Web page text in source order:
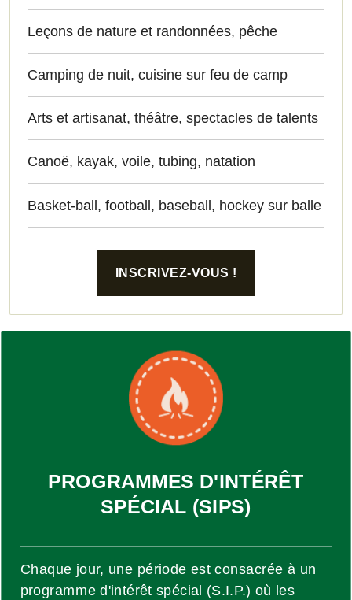
Leçons de nature et randonnées, pêche
Camping de nuit, cuisine sur feu de camp
Arts et artisanat, théâtre, spectacles de talents
Canoë, kayak, voile, tubing, natation
Basket-ball, football, baseball, hockey sur balle
INSCRIVEZ-VOUS !
PROGRAMMES D'INTÉRÊT
SPÉCIAL (SIPS)
Chaque jour, une période est consacrée à un
programme d'intérêt spécial (S.I.P.) où les